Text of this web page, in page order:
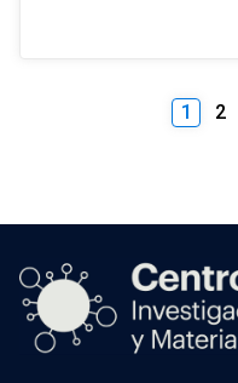
1 2